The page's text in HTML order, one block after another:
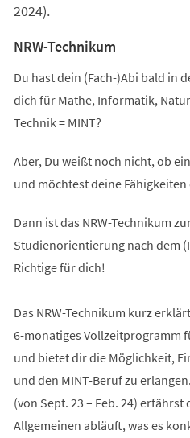
2024).
NRW-Technikum
Du hast dein (Fach-)Abi bald in
dich für Mathe, Informatik,
Technik = MINT?
Aber, Du weißt noch nicht, ob
und möchtest deine
Dann ist das NRW-Technikum
Studienorientierung nach dem
Richtige für dich!
Das NRW-Technikum kurz
6-monatiges Vollzeitprogramm
und bietet dir die Möglichkeit,
und den MINT-Beruf zu
(von Sept. 23 – Feb. 24)
Allgemeinen abläuft, was es